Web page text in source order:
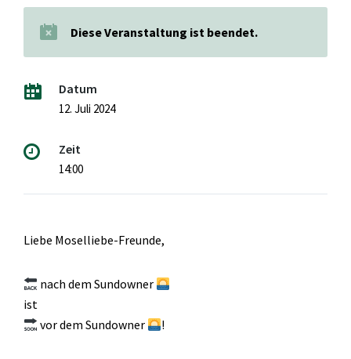
Diese Veranstaltung ist beendet.
Datum
12. Juli 2024
Zeit
14:00
Liebe Moselliebe-Freunde,
nach dem Sundowner
ist
vor dem Sundowner
!